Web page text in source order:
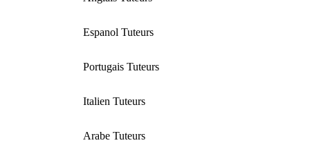
Espanol Tuteurs
Portugais Tuteurs
Italien Tuteurs
Arabe Tuteurs